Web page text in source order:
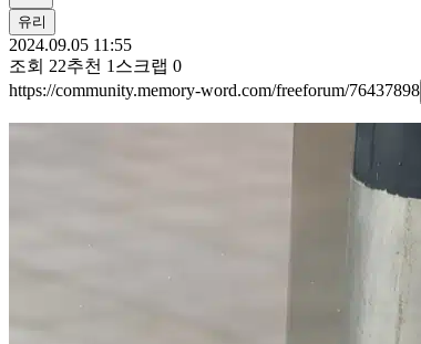
유리
2024.09.05 11:55
조회 22추천 1 스크랩 0
https://community.memory-word.com/freeforum/76437898